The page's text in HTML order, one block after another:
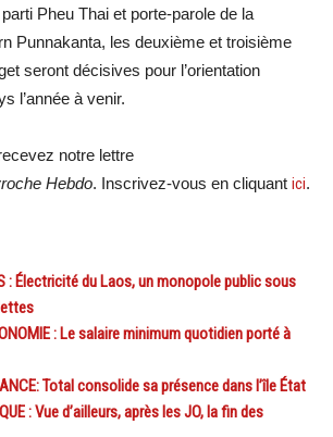
Pheu Thai et porte-parole de la
Punnakanta, les deuxième et troisième
seront décisives pour l’orientation
l’année à venir.
notre lettre
Hebdo. Inscrivez-vous en cliquant ici.
: Électricité du Laos, un monopole public sous
: Le salaire minimum quotidien porté à
Total consolide sa présence dans l’île État
: Vue d’ailleurs, après les JO, la fin des